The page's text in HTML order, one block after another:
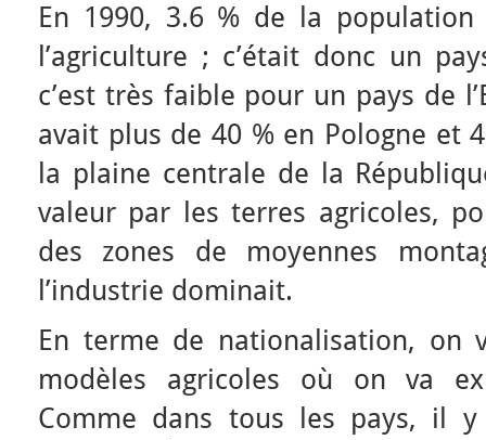
En 1990, 3.6 % de la
l’agriculture ; c’était donc un
c’est très faible pour un pays de
avait plus de 40 % en Pologne et
la plaine centrale de la
valeur par les terres agricoles,
des zones de moyennes
l’industrie dominait.
En terme de nationalisation, on
modèles agricoles où on va
Comme dans tous les pays, il